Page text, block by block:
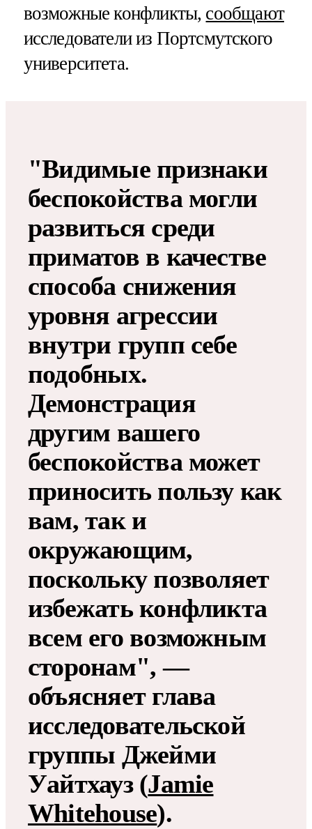
возможные конфликты, сообщают
исследователи из Портсмутского
университета.
"Видимые признаки
беспокойства могли
развиться среди
приматов в качестве
способа снижения
уровня агрессии
внутри групп себе
подобных.
Демонстрация
другим вашего
беспокойства может
приносить пользу как
вам, так и
окружающим,
поскольку позволяет
избежать конфликта
всем его возможным
сторонам", —
объясняет глава
исследовательской
группы Джейми
Уайтхауз (Jamie
Whitehouse).